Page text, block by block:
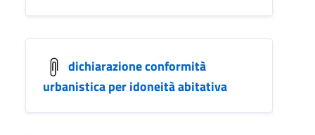
dichiarazione conformità
urbanistica per idoneità abitativa